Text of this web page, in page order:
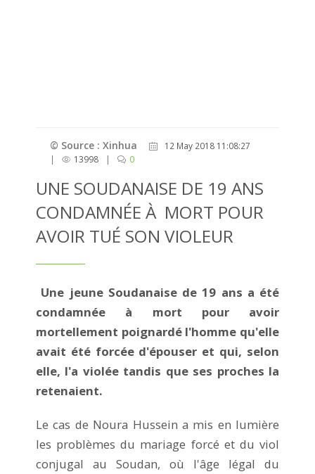
© Source : Xinhua
12 May 2018 11:08:27
|
13998 | 0
UNE SOUDANAISE DE 19 ANS
CONDAMNÉE À MORT POUR
AVOIR TUÉ SON VIOLEUR
Une jeune Soudanaise de 19 ans a été
condamnée à mort pour avoir
mortellement poignardé l'homme qu'elle
avait été forcée d'épouser et qui, selon
elle, l'a violée tandis que ses proches la
retenaient.
Le cas de Noura Hussein a mis en lumière
les problèmes du mariage forcé et du viol
conjugal au Soudan, où l'âge légal du